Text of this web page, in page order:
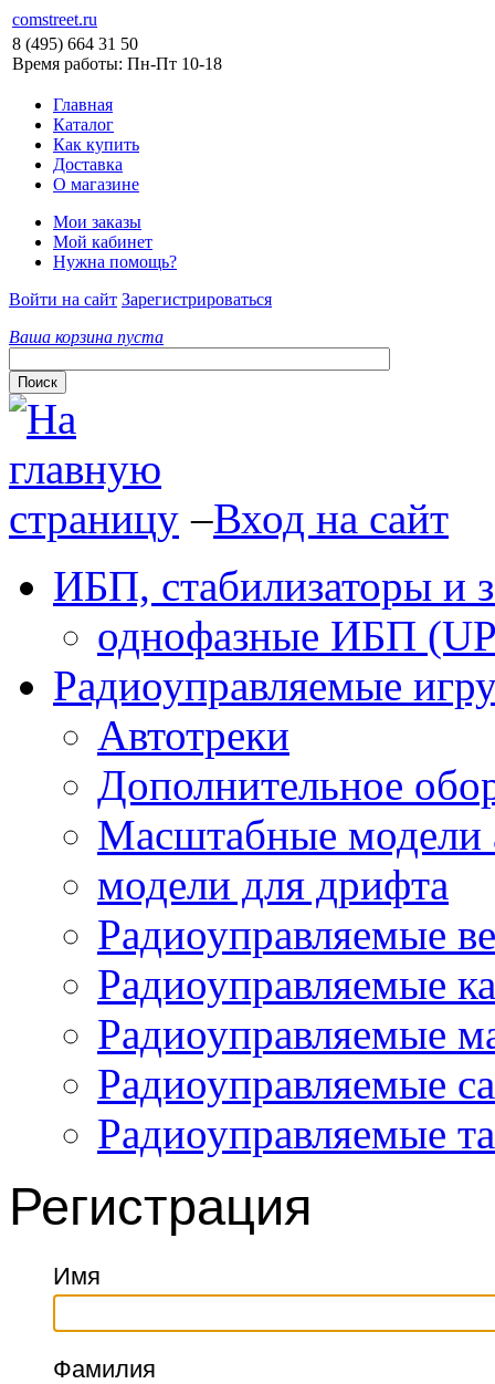
comstreet.ru
8 (495) 664 31 50
Время работы: Пн-Пт 10-18
Главная
Каталог
Как купить
Доставка
О магазине
Мои заказы
Мой кабинет
Нужна помощь?
Войти на сайт Зарегистрироваться
Ваша корзина пуста
–Вход на сайт
ИБП, стабилизаторы и
однофазные ИБП
Радиоуправляемые
Автотреки
Дополнительное
Масштабные модели
модели для дрифта
Радиоуправляемые
Радиоуправляемые
Радиоуправляемые
Радиоуправляемые
Радиоуправляемые
Регистрация
Имя
Фамилия